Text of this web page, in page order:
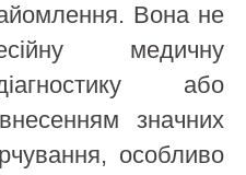
Вона не
медичну
або
значних
особливо